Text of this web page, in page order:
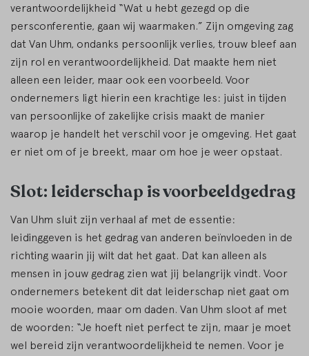
verantwoordelijkheid “Wat u hebt gezegd op die
persconferentie, gaan wij waarmaken.” Zijn omgeving zag
dat Van Uhm, ondanks persoonlijk verlies, trouw bleef aan
zijn rol en verantwoordelijkheid. Dat maakte hem niet
alleen een leider, maar ook een voorbeeld. Voor
ondernemers ligt hierin een krachtige les: juist in tijden
van persoonlijke of zakelijke crisis maakt de manier
waarop je handelt het verschil voor je omgeving. Het gaat
er niet om of je breekt, maar om hoe je weer opstaat.
Slot: leiderschap is voorbeeldgedrag
Van Uhm sluit zijn verhaal af met de essentie:
leidinggeven is het gedrag van anderen beïnvloeden in de
richting waarin jij wilt dat het gaat. Dat kan alleen als
mensen in jouw gedrag zien wat jij belangrijk vindt. Voor
ondernemers betekent dit dat leiderschap niet gaat om
mooie woorden, maar om daden. Van Uhm sloot af met
de woorden: “Je hoeft niet perfect te zijn, maar je moet
wel bereid zijn verantwoordelijkheid te nemen. Voor je